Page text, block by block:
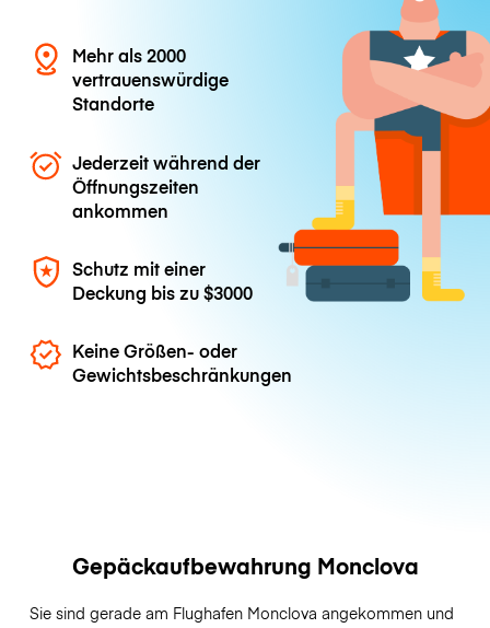
Mehr als 2000
vertrauenswürdige
Standorte
Jederzeit während der
Öffnungszeiten
ankommen
Schutz mit einer
Deckung bis zu$3000
Keine Größen- oder
Gewichtsbeschränkungen
Gepäckaufbewahrung Monclova
Sie sind gerade am Flughafen Monclova angekommen und